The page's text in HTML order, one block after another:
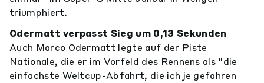
triumphiert.
Odermatt verpasst Sieg um 0,13 Sekunden
Auch Marco Odermatt legte auf der Piste
Nationale, die er im Vorfeld des Rennens als "die
einfachste Weltcup-Abfahrt, die ich je gefahren